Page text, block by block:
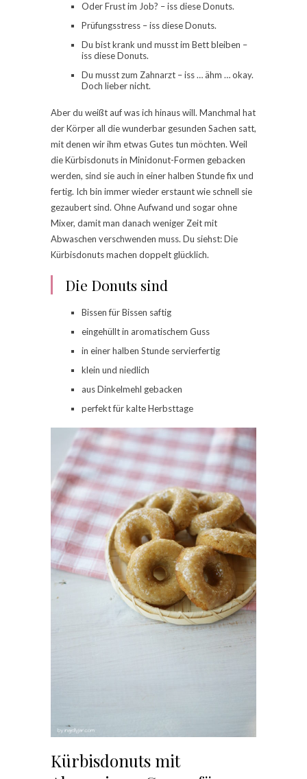
Oder Frust im Job? – iss diese Donuts.
Prüfungsstress – iss diese Donuts.
Du bist krank und musst im Bett bleiben –
iss diese Donuts.
Du musst zum Zahnarzt – iss … ähm … okay.
Doch lieber nicht.
Aber du weißt auf was ich hinaus will. Manchmal hat
der Körper all die wunderbar gesunden Sachen satt,
mit denen wir ihm etwas Gutes tun möchten. Weil
die Kürbisdonuts in Minidonut-Formen gebacken
werden, sind sie auch in einer halben Stunde fix und
fertig. Ich bin immer wieder erstaunt wie schnell sie
gezaubert sind. Ohne Aufwand und sogar ohne
Mixer, damit man danach weniger Zeit mit
Abwaschen verschwenden muss. Du siehst: Die
Kürbisdonuts machen doppelt glücklich.
Die Donuts sind
Bissen für Bissen saftig
eingehüllt in aromatischem Guss
in einer halben Stunde servierfertig
klein und niedlich
aus Dinkelmehl gebacken
perfekt für kalte Herbsttage
Kürbisdonuts mit